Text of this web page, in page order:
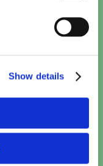
Show details